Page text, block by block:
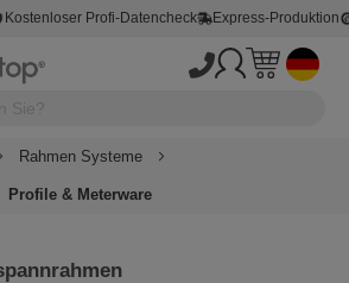
Kostenloser Profi-Datencheck Express-Produktion
Rahmen Systeme
Profile & Meterware